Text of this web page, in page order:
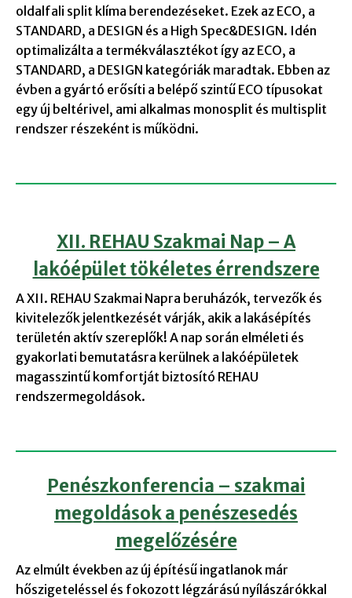
oldalfali split klíma berendezéseket. Ezek az ECO, a
STANDARD, a DESIGN és a High Spec&DESIGN. Idén
optimalizálta a termékválasztékot így az ECO, a
STANDARD, a DESIGN kategóriák maradtak. Ebben az
évben a gyártó erősíti a belépő szintű ECO típusokat
egy új beltérivel, ami alkalmas monosplit és multisplit
rendszer részeként is működni.
XII. REHAU Szakmai Nap – A
lakóépület tökéletes érrendszere
A XII. REHAU Szakmai Napra beruházók, tervezők és
kivitelezők jelentkezését várják, akik a lakásépítés
területén aktív szereplők! A nap során elméleti és
gyakorlati bemutatásra kerülnek a lakóépületek
magasszintű komfortját biztosító REHAU
rendszermegoldások.
Penészkonferencia – szakmai
megoldások a penészesedés
megelőzésére
Az elmúlt években az új építésű ingatlanok már
hőszigeteléssel és fokozott légzárású nyílászárókkal